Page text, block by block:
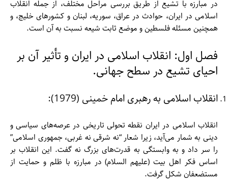
در مبارزه با تشیع از طریق بررسی مراحل مختلف، از جمله انقلاب
اسلامی در ایران، حوادث در عراق، سوریه، لبنان و کشورهای خلیج، و
همچنین مسئله فلسطین و موضع ثابت شیعه نسبت به آن است.
فصل اول: انقلاب اسلامی در ایران و تأثیر آن بر
احیای تشیع در سطح جهانی.
انقلاب اسلامی به رهبری امامخمینی (1979):
انقلاب اسلامی در ایران نقطه تحولی تاریخی در عرصه‌های سیاسی و
دینی به شمار می‌آید، زیرا شعار “نه شرقی نه غربی، جمهوری اسلامی”
را سر داد و به وابستگی به قدرت‌های بزرگ نه گفت. این انقلاب بر
اساس فکر اهل بیت (علیهم السلام) در مبارزه با ظلم و حمایت از
مستضعفان شکل گرفت.